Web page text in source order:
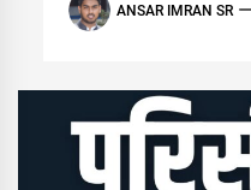
ANSAR IMRAN SR